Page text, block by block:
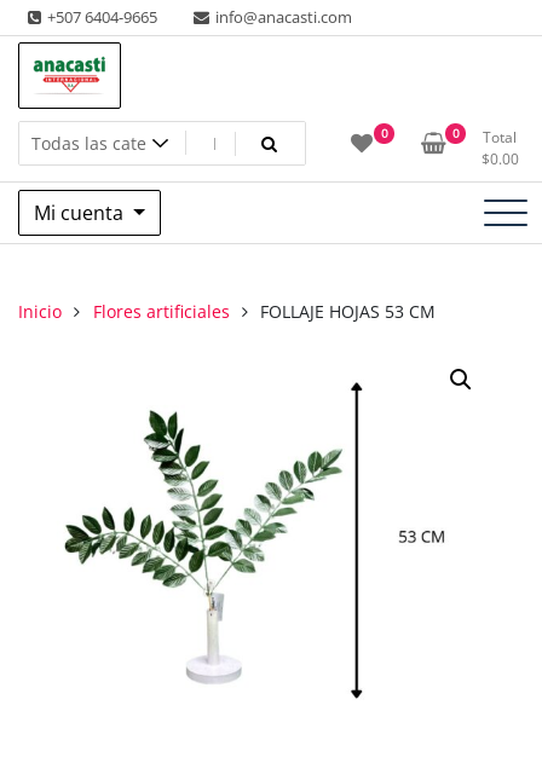
Saltar
al
contenido
+507 6404-9665 info@anacasti.com
Anacasti Internacional SA
Ventas de productos al por mayor de flores y plantas. juguetes,
navidad, religioso y adornos
0 0
Total
$0.00
Mi cuenta
Inicio Flores artificiales FOLLAJE HOJAS 53 CM